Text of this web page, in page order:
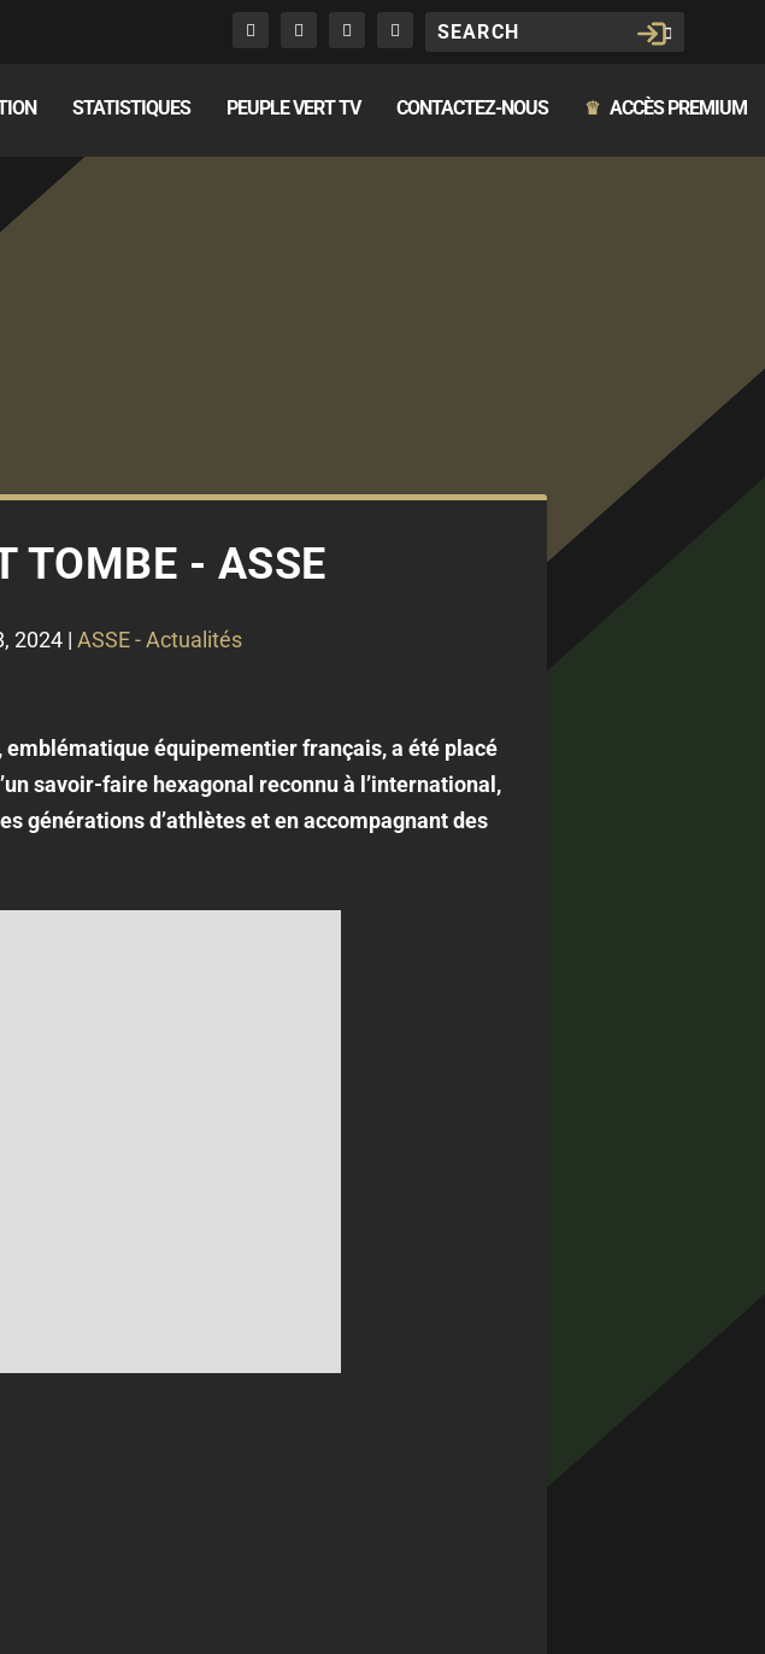
STATISTIQUES PEUPLE VERT TV CONTACTEZ-NOUS ♛ ACCÈS PREMIUM
TOMBE - ASSE
2024| ASSE - Actualités
emblématique équipementier français, a été placé
savoir-faire hexagonal reconnu à l’international,
générations d’athlètes et en accompagnant des